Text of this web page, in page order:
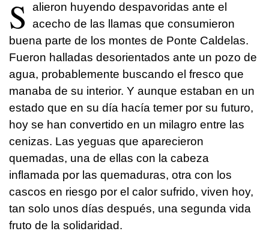
S
alieron huyendo despavoridas ante el
acecho de las llamas que consumieron
buena parte de los montes de Ponte Caldelas.
Fueron halladas desorientados ante un pozo de
agua, probablemente buscando el fresco que
manaba de su interior. Y aunque estaban en un
estado que en su día hacía temer por su futuro,
hoy se han convertido en un milagro entre las
cenizas. Las yeguas que aparecieron
quemadas, una de ellas con la cabeza
inflamada por las quemaduras, otra con los
cascos en riesgo por el calor sufrido, viven hoy,
tan solo unos días después, una segunda vida
fruto de la solidaridad.